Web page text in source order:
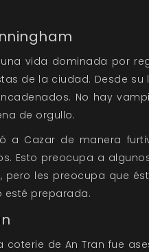
vida dominada por
de la ciudad. Desde
No hay
de orgullo.
a Cazar de manera
Esto preocupa a
pero les preocupa que
esté preparada.
coterie de An Tran fue